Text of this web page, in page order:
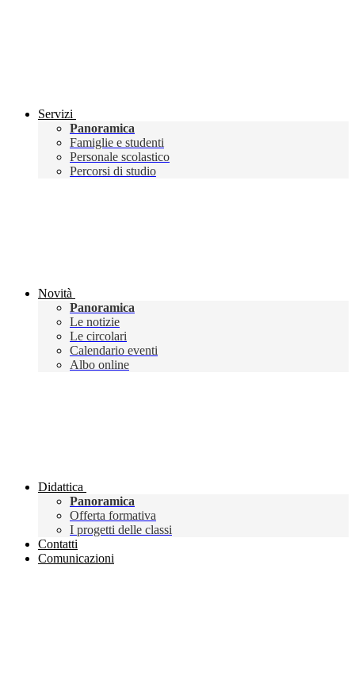
Servizi
Panoramica
Famiglie e studenti
Personale scolastico
Percorsi di studio
Novità
Panoramica
Le notizie
Le circolari
Calendario eventi
Albo online
Didattica
Panoramica
Offerta formativa
I progetti delle classi
Contatti
Comunicazioni